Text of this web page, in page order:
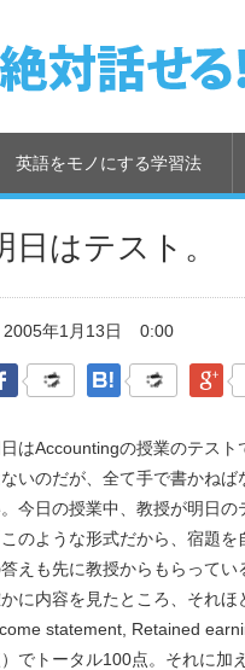
英語をモノにする学習法
日はテスト。
2005年1月13日 0:00
Facebook はてなブック
はAccountingの授業のテス
いのだが、全て手で書かね
今日の授業中、教授が明日
このような形式だから、宿題
えも先に教授からもらってい
に内容を見たところ、それほ
statement, Retained
）でトータル100点。それに加